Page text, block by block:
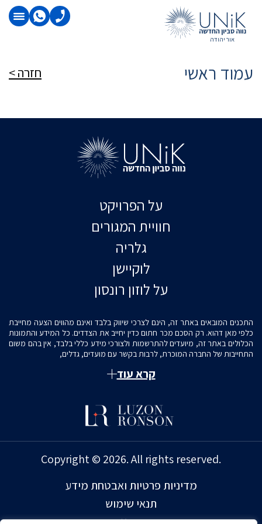
אור יהודה
חזרה > עמוד ראשי
התכנים המובאים באתר זה, הינם לצרכי שיווק בלבד ואינם מהווים הצעה מחייבת
כלפי מאן דהוא. רק הסכם מכר חתום כדין יחייב את הצדדים. כל המידע והתמונות
הכלולים באתר זה, מיועדים להתרשמות ולצורכי מידע כללי בלבד, אין בהם משום
התחייבות של החברה המוכרת, לרבות בקשר עם מועדים, גדלים,
קרא עוד
על הפרויקט
חוויית המגורים
גלריה
לוקיישן
על לוזון רונסון
Copyright © 2026. All rights reserved.
מדיניות פרטיות ואבטחת מידע
תנאי שימוש